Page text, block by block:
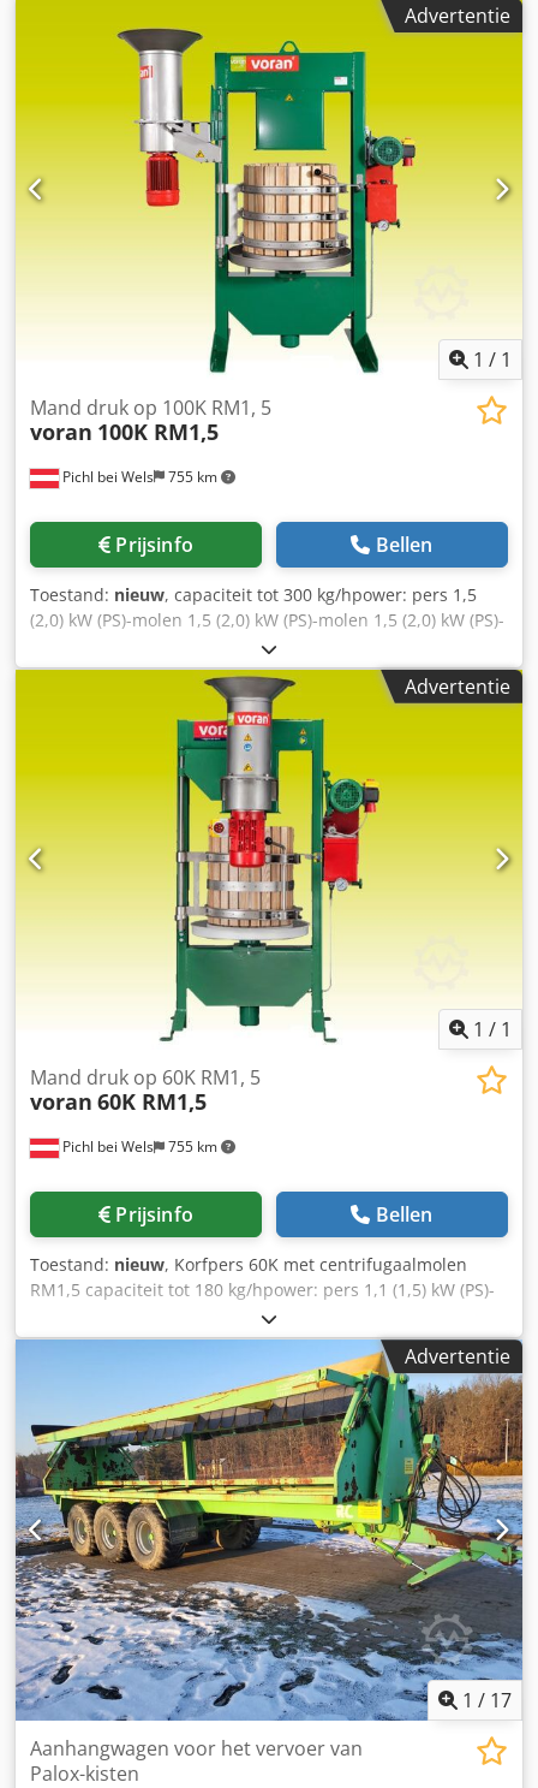
materiaal:sapopvangbakje1.4301 / AISI 304-persdruk16,1
topressing druk320 barjuice yieldbis zu 65% sapafvoer
aansluitingØ 30 mm sapafvoerhoogte480 mmpomace
afvoerhoogte480 mm geschikt voor de levering van perszak
60l, 3 insteekafdekkingen Ø38cm, 3 persinzetten
acaciahout Ø38cm, 3 persinzetten Ø38cm Credob
Ncwnepfx Agdsf
Advertentie
1 / 1
Pichl bei Wels 755 km
Mand druk op 100K RM1, 5
voran 100K RM1,5
Prijsinfo Bellen
Toestand: nieuw, capaciteit tot 300 kg/hpower: pers 1,5
(2,0) kW (PS)-molen 1,5 (2,0) kW (PS)-molen 1,5 (2,0) kW (PS)-
molen 1,5 (PS)-molen (3 fases)zekering16 Toevoegingen:
lengte1 200 mmwidth1 200 mmw breedte1 000 mm
hoogte1 880 mm inbrengen resp. ontlading1 900 mm
gewicht370 kgm materiaal (molen, korf en sapopvangbak1)
1.4301 / AISI 304-persdruk24,2 topressing druk380 barjuice
yieldup tot 65% sapafvoer aansluitingØ 30 mm
sapafvoerhoogte525 mmpomace afvoerhoogte585 mm
geschikt voor de levering van perszak 100l, 3
insteekafdekkingen Ø46cm, 3 persinzetten acaciahout
Ø46cm, 3 persinzetten Ø46cm Crjdpjb Nc A Ejfx Agdef
Advertentie
1 / 1
Pichl bei Wels 755 km
Mand druk op 60K RM1, 5
voran 60K RM1,5
Prijsinfo Bellen
Toestand: nieuw, Korfpers 60K met centrifugaalmolen
RM1,5 capaciteit tot 180 kg/hpower: pers 1,1 (1,5) kW (PS)-
molen 1,5 (2,0) kW (PS)-elektriciteitsuitgang400V 50Hz (3
fases)zekering16 Adimensions: lengte1 000 mmwidth900
mm hoogte1 700 mm inbrengen of ontladen1 770 mm
hoogte1 770 mm gewicht216 kgm-
materiaal:sapopvangbakje en molen1.4301 / AISI 304-
persdruk16,1 topdrukkracht320 barjuice opbrengst
opbrengst tot 65% sapafvoeraansluitingØ 30 mm
sapafvoerhoogte480 mmpomace-afvoerhoogte580 mm
geschikte perszak 60l, 3 insteekafdekkingen Ø38cm, 3
persinzetten acaciahout Ø38cm, 3 persinzetten Ø38cm
Crsdpfx Ageb Ncw Dedof
Advertentie
1 / 17
Aanhangwagen voor het vervoer van
Palox-kisten